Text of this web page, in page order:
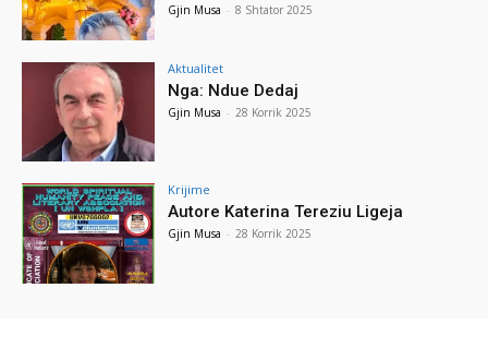
Gjin Musa - 8 Shtator 2025
Aktualitet
Nga: Ndue Dedaj
Gjin Musa - 28 Korrik 2025
Krijime
Autore Katerina Tereziu Ligeja
Gjin Musa - 28 Korrik 2025